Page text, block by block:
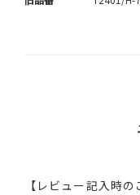
【レビュー記入時の